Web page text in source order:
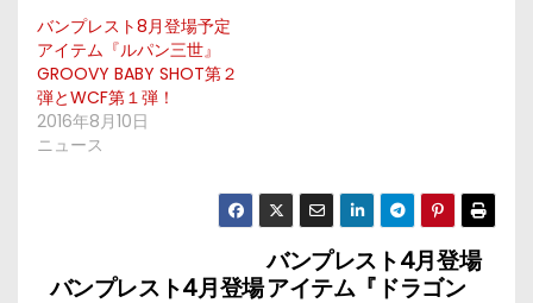
バンプレスト8月登場予定
アイテム『ルパン三世』
GROOVY BABY SHOT第２
弾とWCF第１弾！
2016年8月10日
ニュース
投
バンプレスト4月登場
アイテム『ドラゴン
バンプレスト4月登場